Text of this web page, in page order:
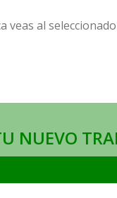
veas al
NUEVO